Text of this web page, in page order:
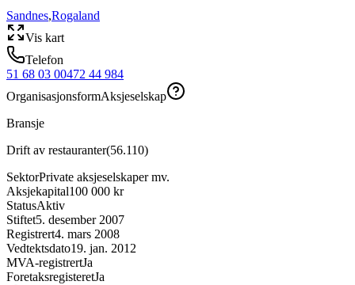
Sandnes,Rogaland
Vis kart
Telefon
51 68 03 00472 44 984
OrganisasjonsformAksjeselskap
Bransje
Drift av restauranter(56.110)
SektorPrivate aksjeselskaper mv.
Aksjekapital100 000 kr
StatusAktiv
Stiftet5. desember 2007
Registrert4. mars 2008
Vedtektsdato19. jan. 2012
MVA-registrertJa
ForetaksregisteretJa